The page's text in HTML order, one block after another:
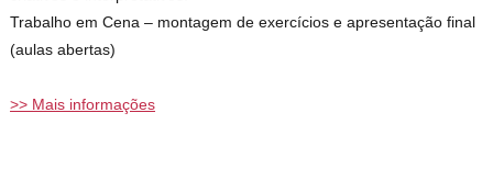
Trabalho em Cena – montagem de exercícios e apresentação final
(aulas abertas)
>> Mais informações